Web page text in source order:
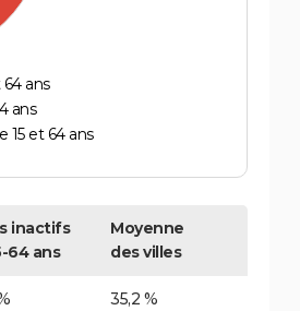
ans
ans
15 et 64 ans
inactifs
64 ans
Moyenne
des villes
35,2 %